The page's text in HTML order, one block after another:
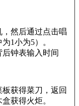
，然后通过点击唱
1小为5）。
后钟表输入时间
获得菜刀，返回
获得火炬。